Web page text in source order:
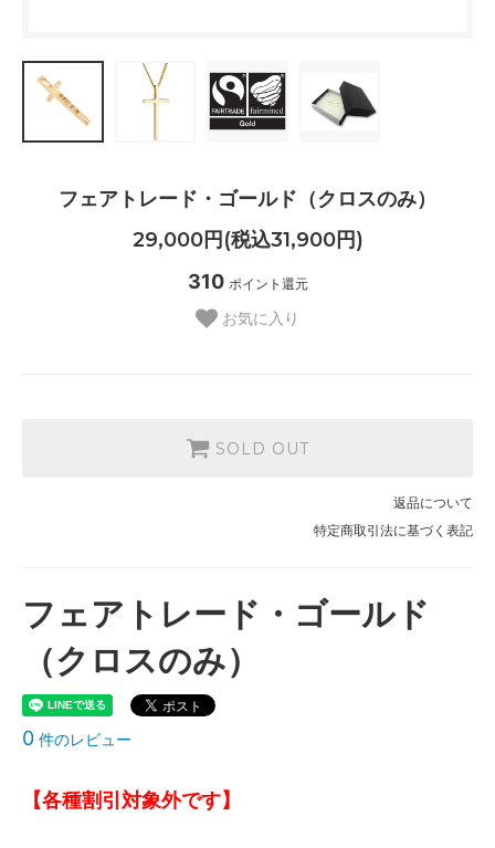
フェアトレード・ゴールド（クロスのみ）
29,000円(税込31,900円)
310 ポイント還元
お気に入り
SOLD OUT
返品について
特定商取引法に基づく表記
フェアトレード・ゴールド
（クロスのみ）
0 件のレビュー
【各種割引対象外です】